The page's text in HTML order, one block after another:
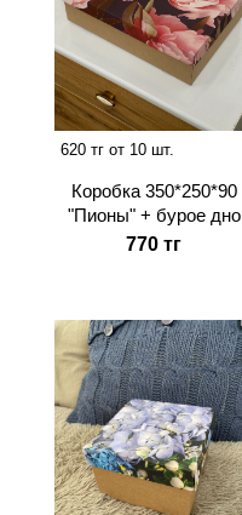
620 тг от 10 шт.
Коробка 350*250*90
"Пионы" + бурое дно
770 тг